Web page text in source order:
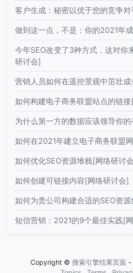
客户生成：秘密以优于您的竞争对
做到这一点，不是：你的2021年
今年SEO改变了3种方式，这对你
研讨会]
营销人员如何在遥控景观中茁壮
如何构建电子商务联盟站点的链
为什么第一方的数据应该领导你
如何在2021年建立电子商务联盟
如何优化SEO资源堆栈[网络研讨
如何创建可链接内容[网络研讨会]
如何为贵公司构建合适的SEO资源
短信营销：2021的9个最佳实践[
Copyright © 搜索引擎结果页面 -